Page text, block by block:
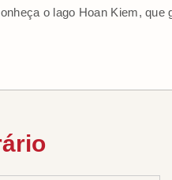
o lago Hoan Kiem, que